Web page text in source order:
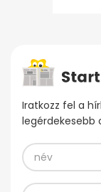
Iratkozz fel a
legérdekesebb